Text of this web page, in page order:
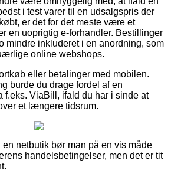
i test varer til en udsalgspris der
er det for det meste være et
en uoprigtig e-forhandler. Bestillinger
mindre inkluderet i en anordning, som
online webshops.
eller betalinger med mobilen.
burde du drage fordel af en
f.eks. ViaBill, ifald du har i sinde at
et længere tidsrum.
en netbutik bør man på en vis måde
handelsbetingelser, men det er tit